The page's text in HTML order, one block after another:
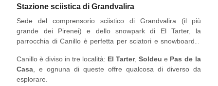
Stazione sciistica di Grandvalira
Sede del comprensorio sciistico di Grandvalira (il più
grande dei Pirenei) e dello snowpark di El Tarter, la
parrocchia di Canillo è perfetta per sciatori e snowboarder
Canillo è diviso in tre località: El Tarter,Soldeue Pas de la
Casa, e ognuna di queste offre qualcosa di diverso da
esplorare.